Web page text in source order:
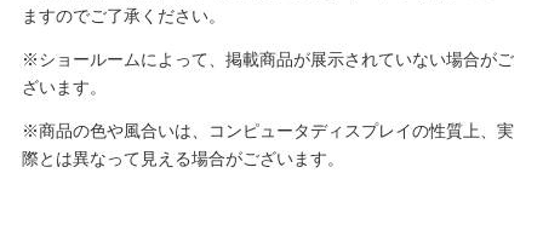
ますのでご了承ください。
※ショールームによって、掲載商品が展示されていない場合がご
ざいます。
※商品の色や風合いは、コンピュータディスプレイの性質上、実
際とは異なって見える場合がございます。